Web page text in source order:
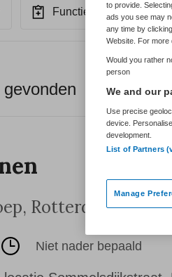
Functiegebied
, Rotterdam
Niet nader bepaald
to provide.
ads you see may
any time by
Website. For more
Would you rather
person
We and our
Use precise
device.
development.
List of Partners
Manage